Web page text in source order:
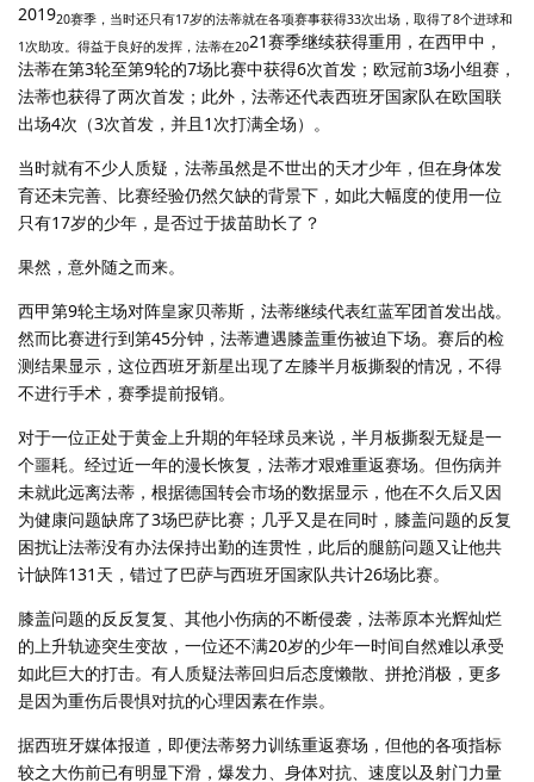
201920赛季，当时还只有17岁的法蒂就在各项赛事获得33次出场，取得了8个进球和
1次助攻。得益于良好的发挥，法蒂在2021赛季继续获得重用，在西甲中，
法蒂在第3轮至第9轮的7场比赛中获得6次首发；欧冠前3场小组赛，
法蒂也获得了两次首发；此外，法蒂还代表西班牙国家队在欧国联
出场4次（3次首发，并且1次打满全场）。
当时就有不少人质疑，法蒂虽然是不世出的天才少年，但在身体发
育还未完善、比赛经验仍然欠缺的背景下，如此大幅度的使用一位
只有17岁的少年，是否过于拔苗助长了？
果然，意外随之而来。
西甲第9轮主场对阵皇家贝蒂斯，法蒂继续代表红蓝军团首发出战。
然而比赛进行到第45分钟，法蒂遭遇膝盖重伤被迫下场。赛后的检
测结果显示，这位西班牙新星出现了左膝半月板撕裂的情况，不得
不进行手术，赛季提前报销。
对于一位正处于黄金上升期的年轻球员来说，半月板撕裂无疑是一
个噩耗。经过近一年的漫长恢复，法蒂才艰难重返赛场。但伤病并
未就此远离法蒂，根据德国转会市场的数据显示，他在不久后又因
为健康问题缺席了3场巴萨比赛；几乎又是在同时，膝盖问题的反复
困扰让法蒂没有办法保持出勤的连贯性，此后的腿筋问题又让他共
计缺阵131天，错过了巴萨与西班牙国家队共计26场比赛。
膝盖问题的反反复复、其他小伤病的不断侵袭，法蒂原本光辉灿烂
的上升轨迹突生变故，一位还不满20岁的少年一时间自然难以承受
如此巨大的打击。有人质疑法蒂回归后态度懒散、拼抢消极，更多
是因为重伤后畏惧对抗的心理因素在作祟。
据西班牙媒体报道，即便法蒂努力训练重返赛场，但他的各项指标
较之大伤前已有明显下滑，爆发力、身体对抗、速度以及射门力量